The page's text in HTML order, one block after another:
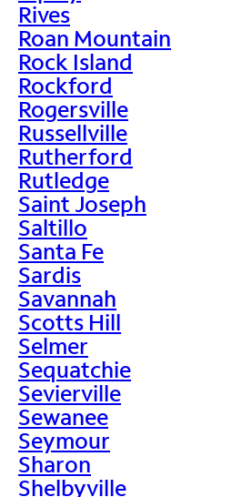
Rives
Roan Mountain
Rock Island
Rockford
Rogersville
Russellville
Rutherford
Rutledge
Saint Joseph
Saltillo
Santa Fe
Sardis
Savannah
Scotts Hill
Selmer
Sequatchie
Sevierville
Sewanee
Seymour
Sharon
Shelbyville